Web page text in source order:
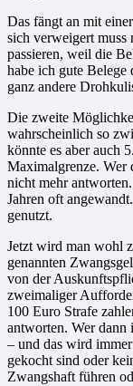
Das fängt an mit
sich verweigert muss
passieren, weil die
habe ich gute
ganz andere
Die zweite
wahrscheinlich so
könnte es aber auch
Maximalgrenze. Wer
nicht mehr
Jahren oft
genutzt.
Jetzt wird man wohl
genannten
von der
zweimaliger
100 Euro Strafe
antworten. Wer dann
– und das wird
gekocht sind oder
Zwangshaft führen